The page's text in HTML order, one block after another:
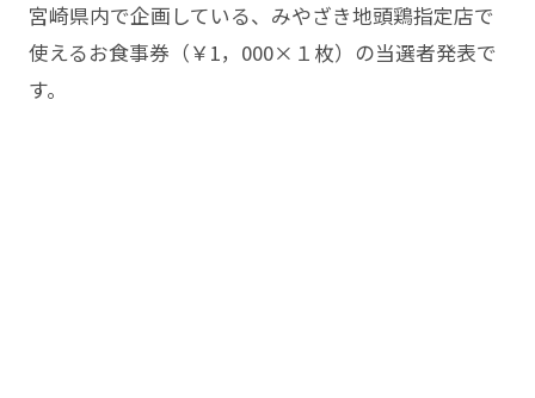
宮崎県内で企画している、みやざき地頭鶏指定店で
使えるお食事券（￥1，000×１枚）の当選者発表で
す。